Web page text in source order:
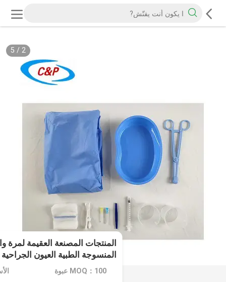
2
/
5
المنتجات المصنعة العقيمة لمرة
المنسوجة الطبية العيون الجراحية
MOQ：100 عبوة